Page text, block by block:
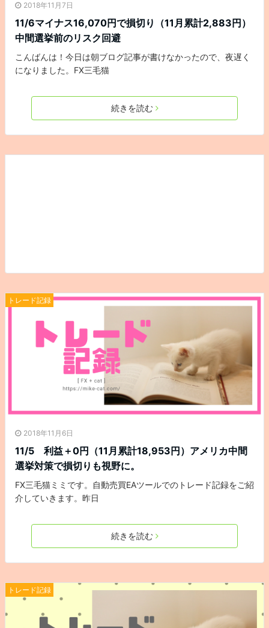
2018年11月7日
11/6マイナス16,070円で損切り（11月累計2,883円）
中間選挙前のリスク回避
こんばんは！今日は朝ブログ記事が書けなかったので、夜遅く
になりました。FX三毛猫
続きを読む
トレード記録
2018年11月6日
11/5 利益＋0円（11月累計18,953円）アメリカ中間
選挙対策で損切りも視野に。
FX三毛猫ミミです。自動売買EAツールでのトレード記録をご紹
介していきます。昨日
続きを読む
トレード記録